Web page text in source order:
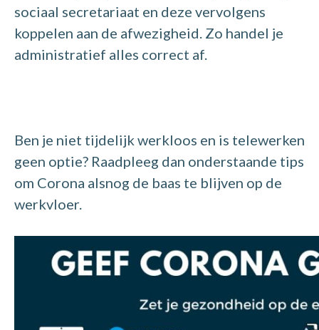
sociaal secretariaat en deze vervolgens
koppelen aan de afwezigheid. Zo handel je
administratief alles correct af.
Ben je niet tijdelijk werkloos en is telewerken
geen optie? Raadpleeg dan onderstaande tips
om Corona alsnog de baas te blijven op de
werkvloer.